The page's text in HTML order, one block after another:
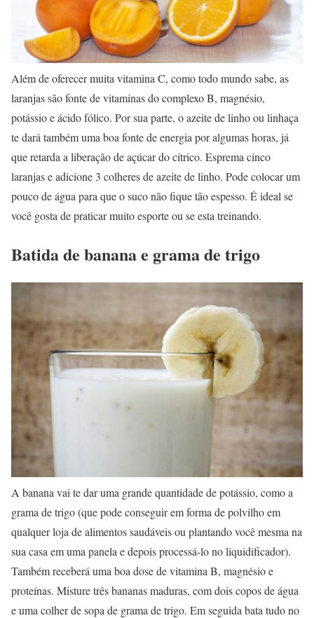
Além de oferecer muita vitamina C, como todo mundo sabe, as
laranjas são fonte de vitaminas do complexo B, magnésio,
potássio e ácido fólico. Por sua parte, o azeite de linho ou linhaça
te dará também uma boa fonte de energia por algumas horas, já
que retarda a liberação de açúcar do cítrico. Esprema cinco
laranjas e adicione 3 colheres de azeite de linho. Pode colocar um
pouco de água para que o suco não fique tão espesso. É ideal se
você gosta de praticar muito esporte ou se esta treinando.
Batida de banana e grama de trigo
A banana vai te dar uma grande quantidade de potássio, como a
grama de trigo (que pode conseguir em forma de polvilho em
qualquer loja de alimentos saudáveis ou plantando você mesma na
sua casa em uma panela e depois processá-lo no liquidificador).
Também receberá uma boa dose de vitamina B, magnésio e
proteínas. Misture três bananas maduras, com dois copos de água
e uma colher de sopa de grama de trigo. Em seguida bata tudo no